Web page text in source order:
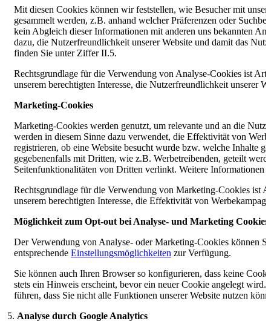
Mit diesen Cookies können wir feststellen, wie Besucher mit
gesammelt werden, z.B. anhand welcher Präferenzen oder
kein Abgleich dieser Informationen mit anderen uns bekannten
dazu, die Nutzerfreundlichkeit unserer Website und damit das
finden Sie unter Ziffer II.5.
Rechtsgrundlage für die Verwendung von Analyse-Cookies ist
unserem berechtigten Interesse, die Nutzerfreundlichkeit unserer
Marketing-Cookies
Marketing-Cookies werden genutzt, um relevante und an die
werden in diesem Sinne dazu verwendet, die Effektivität von
registrieren, ob eine Website besucht wurde bzw. welche Inhalte
gegebenenfalls mit Dritten, wie z.B. Werbetreibenden, geteilt
Seitenfunktionalitäten von Dritten verlinkt. Weitere Informationen
Rechtsgrundlage für die Verwendung von Marketing-Cookies ist
unserem berechtigten Interesse, die Effektivität von
Möglichkeit zum Opt-out bei Analyse- und Marketing Cookies
Der Verwendung von Analyse- oder Marketing-Cookies können
entsprechende Einstellungsmöglichkeiten zur Verfügung.
Sie können auch Ihren Browser so konfigurieren, dass keine
stets ein Hinweis erscheint, bevor ein neuer Cookie angelegt
führen, dass Sie nicht alle Funktionen unserer Website nutzen
Analyse durch Google Analytics